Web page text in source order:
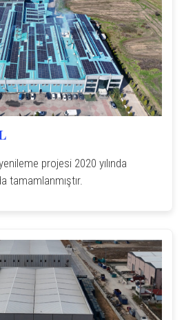
projesi 2020 yılında
tamamlanmıştır.